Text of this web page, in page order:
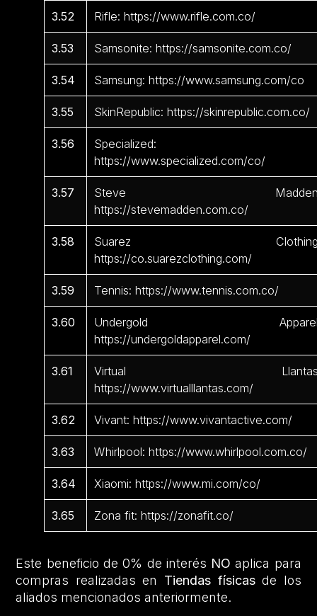
3.52 Rifle: https://www.rifle.com.co/
3.53 Samsonite: https://samsonite.com.co/
3.54 Samsung: https://www.samsung.com/co
3.55 SkinRepublic: https://skinrepublic.com.co/
3.56
Specialized:
https://www.specialized.com/co/
3.57
Steve
https://stevemadden.com.co/
3.58
Suarez
https://co.suarezclothing.com/
3.59 Tennis: https://www.tennis.com.co/
3.60
Undergold
https://undergoldapparel.com/
3.61
Virtual
https://www.virtualllantas.com/
3.62 Vivant: https://www.vivantactive.com/
3.63 Whirlpool: https://www.whirlpool.com.co/
3.64 Xiaomi: https://www.mi.com/co/
3.65 Zona fit: https://zonafit.co/
Este beneficio de 0% de interés NOaplica para
compras realizadas en Tiendas físicasde los
aliados mencionados anteriormente.